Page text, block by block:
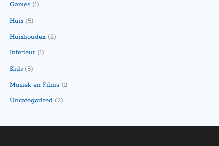
Games (1)
Huis (5)
Huishouden (2)
Interieur (1)
Kids (5)
Muziek en Films (1)
Uncategorized (2)